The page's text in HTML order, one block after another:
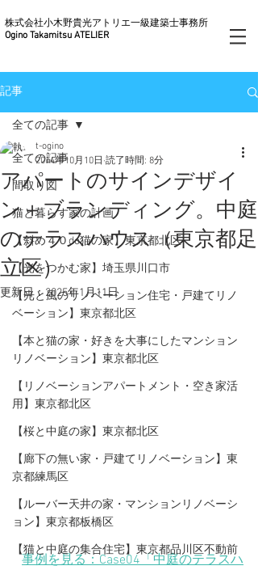
株式会社小木野貴光アトリエ一級建築士事務所
Ogino Takamitsu ATELIER
記事
全ての記事
間取り図
猫と暮らす家の計画
【斜め４０do猫の家】東京都北区
【光をつかむ家】埼玉県川口市
【光と風のリノベーション住宅・戸建てリノ
ベーション】東京都北区
【本と猫の家・好きを大事にしたマンション
リノベーション】東京都北区
【リノベーションアパートメント・空き家活
用】東京都北区
【桜と中庭の家】東京都北区
【廊下の無い家・戸建てリノベーション】東
京都練馬区
【ルーバー天井の家・マンションリノベーシ
ョン】東京都板橋区
【猫と中庭の集合住宅】東京都品川区不動前
全ての記事
アパートのサインデザイ
ン＋ブランディング。中庭
のテラスハウス（東京都足
立区）
t-ogino
2014年10月10日 読了時間: 8分
更新日：2025年1月11日
事例を見る：Case04「中庭のテラスハ